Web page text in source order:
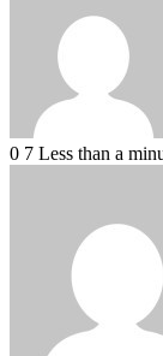
0 7 Less than a